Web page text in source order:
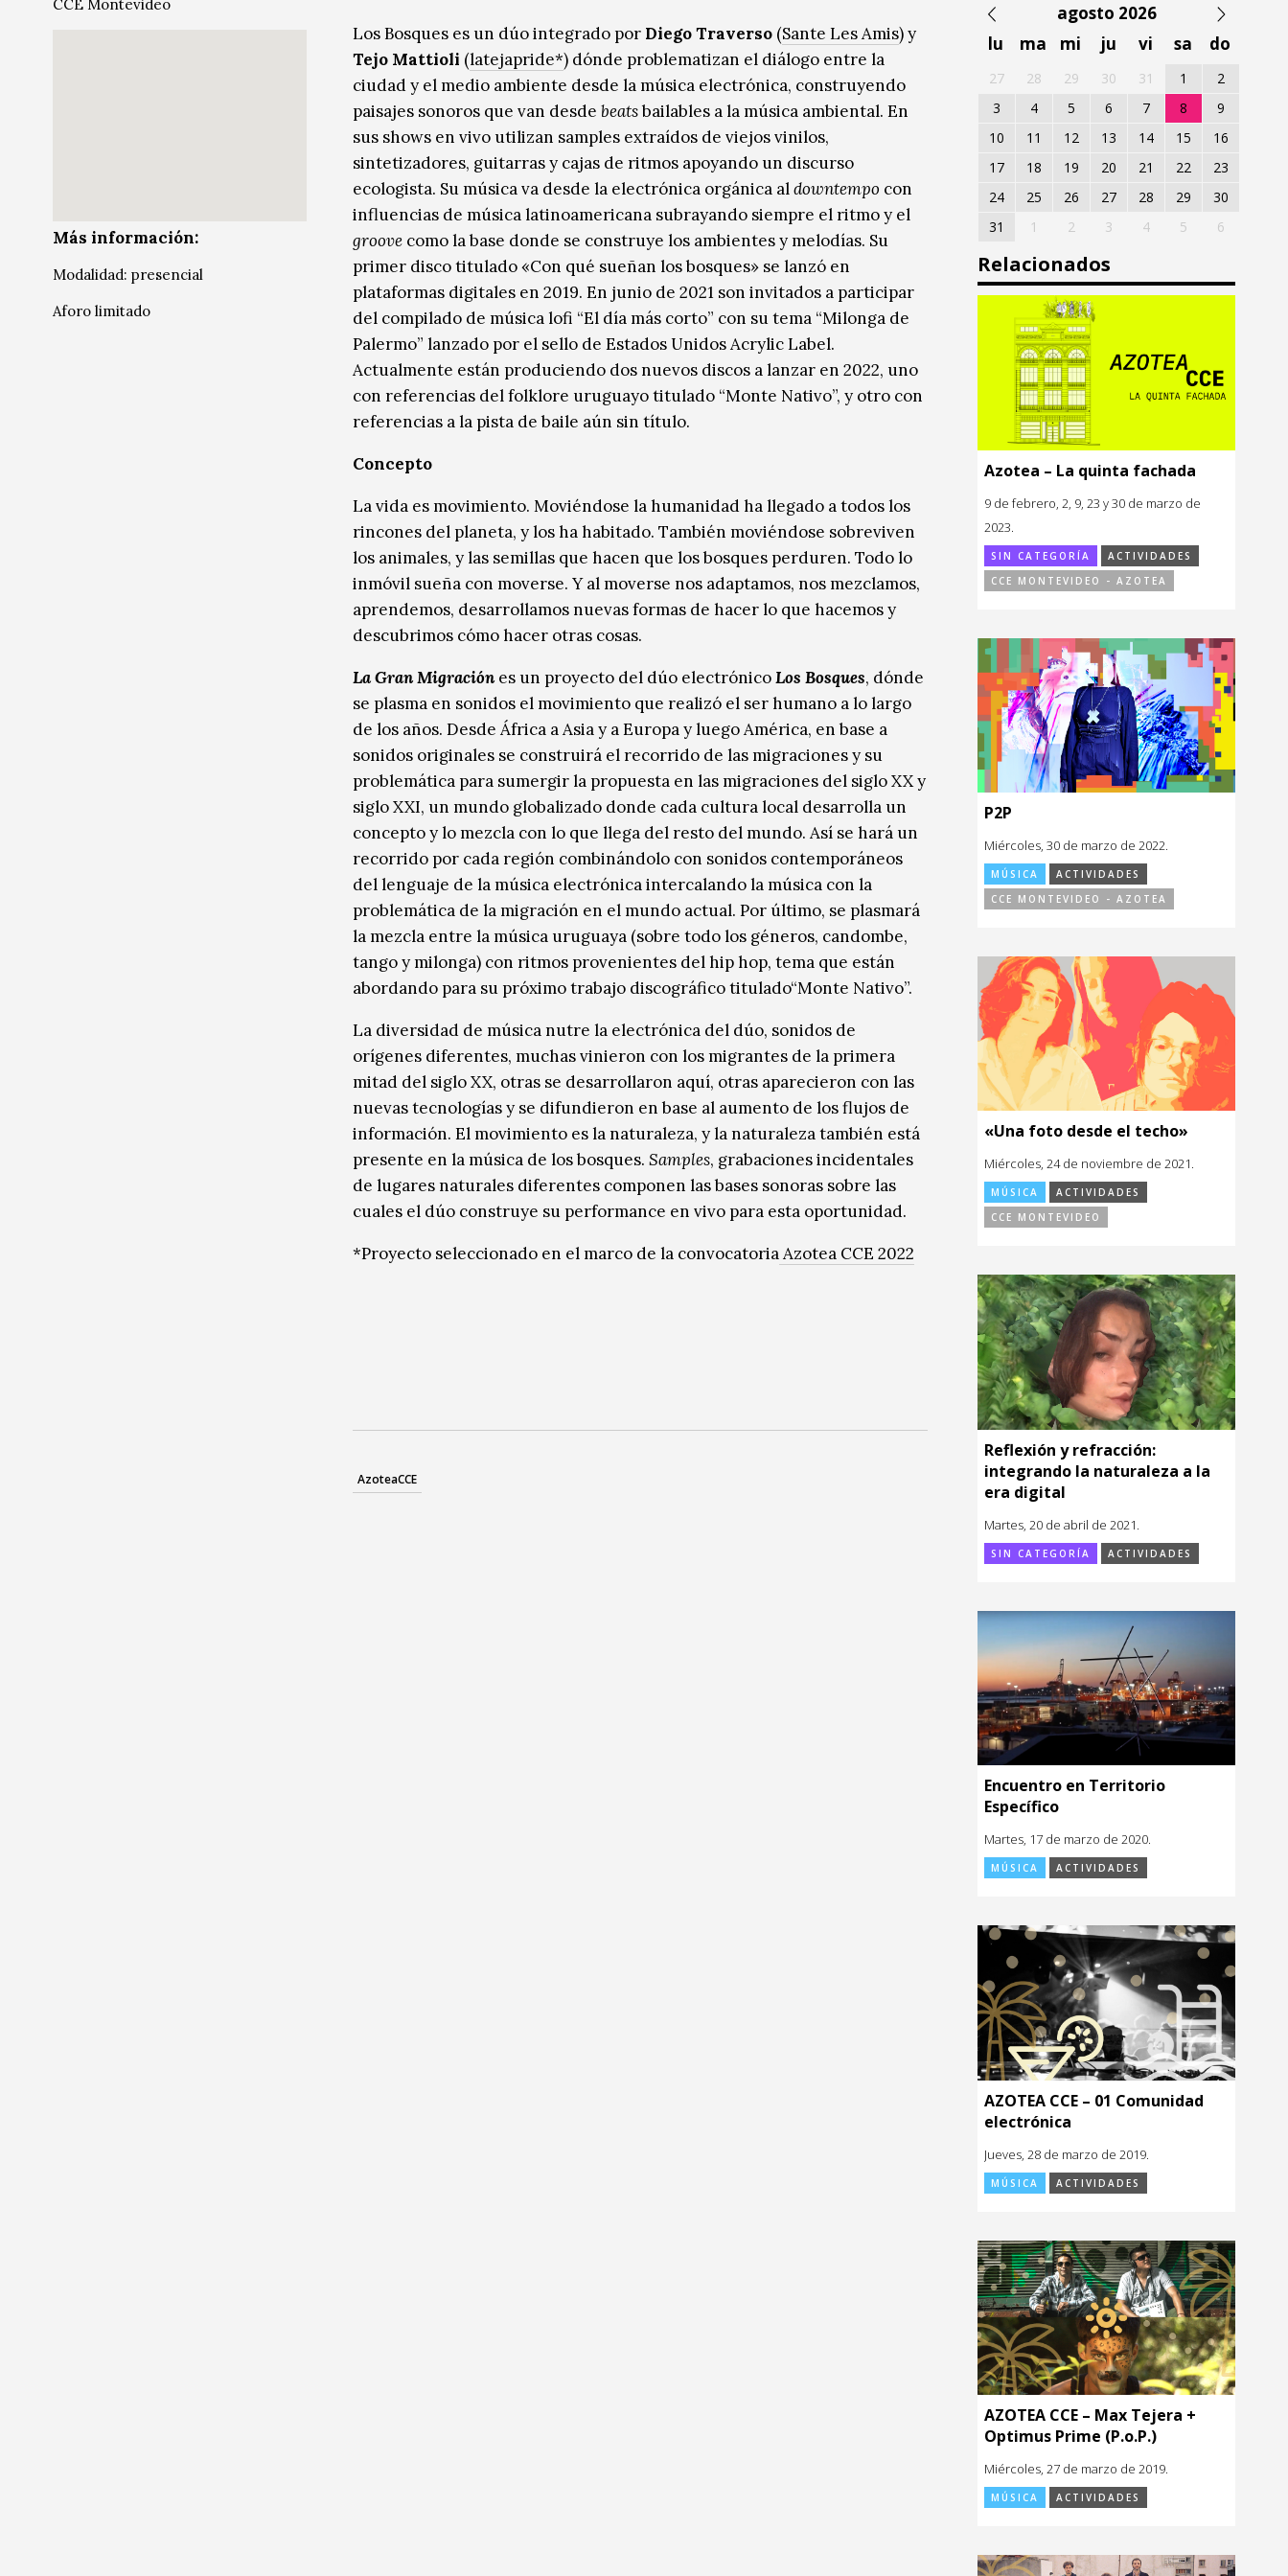
Los Bosques es un dúo integrado por Diego Traverso (Sante Les Amis) y
Tejo Mattioli (latejapride*) dónde problematizan el diálogo entre la
ciudad y el medio ambiente desde la música electrónica, construyendo
paisajes sonoros que van desde beatsbailables a la música ambiental. En
sus shows en vivo utilizan samples extraídos de viejos vinilos,
sintetizadores, guitarras y cajas de ritmos apoyando un discurso
ecologista. Su música va desde la electrónica orgánica aldowntempo con
influencias de música latinoamericana subrayando siempre el ritmo y el
groove como la base donde se construye los ambientes y melodías. Su
primer disco titulado «Con qué sueñan los bosques» se lanzó en
plataformas digitales en 2019. En junio de 2021 son invitados a participar
del compilado de música lofi “El día más corto” con su tema “Milonga de
Palermo” lanzado por el sello de Estados Unidos Acrylic Label.
Actualmente están produciendo dos nuevos discos a lanzar en 2022, uno
con referencias del folklore uruguayo titulado “Monte Nativo”, y otro con
referencias a la pista de baile aún sin título.
Concepto
La vida es movimiento. Moviéndose la humanidad ha llegado a todos los
rincones del planeta, y los ha habitado. También moviéndose sobreviven
los animales, y las semillas que hacen que los bosques perduren. Todo lo
inmóvil sueña con moverse. Y al moverse nos adaptamos, nos mezclamos,
aprendemos, desarrollamos nuevas formas de hacer lo que hacemos y
descubrimos cómo hacer otras cosas.
La Gran Migración es un proyecto del dúo electrónicoLos Bosques, dónde
se plasma en sonidos el movimiento que realizó el ser humano a lo largo
de los años. Desde África a Asia y a Europa y luego América, en base a
sonidos originales se construirá el recorrido de las migraciones y su
problemática para sumergir la propuesta en las migraciones del siglo XX y
siglo XXI, un mundo globalizado donde cada cultura local desarrolla un
concepto y lo mezcla con lo que llega del resto del mundo. Así se hará un
recorrido por cada región combinándolo con sonidos contemporáneos
del lenguaje de la música electrónica intercalando la música con la
problemática de la migración en el mundo actual. Por último, se plasmará
la mezcla entre la música uruguaya (sobre todo los géneros, candombe,
tango y milonga) con ritmos provenientes del hip hop, tema que están
abordando para su próximo trabajo discográfico titulado“Monte Nativo”.
La diversidad de música nutre la electrónica del dúo, sonidos de
orígenes diferentes, muchas vinieron con los migrantes de la primera
mitad del siglo XX, otras se desarrollaron aquí, otras aparecieron con las
nuevas tecnologías y se difundieron en base al aumento de los flujos de
información. El movimiento es la naturaleza, y la naturaleza también está
presente en la música de los bosques. Samples, grabaciones incidentales
de lugares naturales diferentes componen las bases sonoras sobre las
cuales el dúo construye su performance en vivo para esta oportunidad.
*Proyecto seleccionado en el marco de la convocatoriaAzotea CCE 2022
AzoteaCCE
CCE Montevideo
Más información:
Modalidad: presencial
Aforo limitado
agosto 2026
lu
ma mi ju vi sa do
27 28 29 30 31 1
2
3
4 5 6 7 8
9
10
11 12 13 14 15
16
17
18 19 20 21 22
23
24
25 26 27 28 29
30
31
1 2 3 4 5 6
Relacionados
Azotea – La quinta fachada
9 de febrero, 2, 9, 23 y 30 de marzo de
2023.
SIN CATEGORÍA
ACTIVIDADES
CCE MONTEVIDEO - AZOTEA
P2P
Miércoles, 30 de marzo de 2022.
MÚSICA
ACTIVIDADES
CCE MONTEVIDEO - AZOTEA
«Una foto desde el techo»
Miércoles, 24 de noviembre de 2021.
MÚSICA
ACTIVIDADES
CCE MONTEVIDEO
Reflexión y refracción:
integrando la naturaleza a la
era digital
Martes, 20 de abril de 2021.
SIN CATEGORÍA ACTIVIDADES
Encuentro en Territorio
Específico
Martes, 17 de marzo de 2020.
MÚSICA ACTIVIDADES
AZOTEA CCE – 01 Comunidad
electrónica
Jueves, 28 de marzo de 2019.
MÚSICA ACTIVIDADES
AZOTEA CCE – Max Tejera +
Optimus Prime (P.o.P.)
Miércoles, 27 de marzo de 2019.
MÚSICA ACTIVIDADES